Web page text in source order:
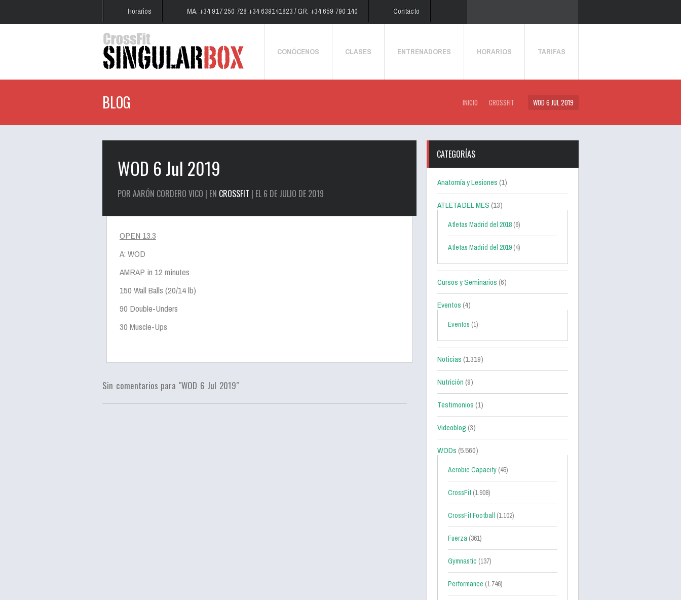
Horarios MA: +34 917 250 728 +34 639141823 / GR: +34 659 790 140 Contacto
CONÓCENOS CLASES ENTRENADORES HORARIOS TARIFAS
BLOG INICIO CROSSFIT WOD 6 JUL 2019
WOD 6 Jul 2019
POR AARÓN CORDERO VICO | EN CROSSFIT | EL 6 DE JULIO DE 2019
OPEN 13.3
A: WOD
AMRAP in 12 minutes
150 Wall Balls (20/14 lb)
90 Double-Unders
30 Muscle-Ups
Sin comentarios para "WOD 6 Jul 2019"
CATEGORÍAS
Anatomía y Lesiones(1)
ATLETA DEL MES(13)
Atletas Madrid del 2018 (6)
Atletas Madrid del 2019 (4)
Cursos y Seminarios(6)
Eventos(4)
Eventos (1)
Noticias(1.319)
Nutrición(9)
Testimonios(1)
Videoblog(3)
WODs(5.560)
Aerobic Capacity (45)
CrossFit (1.908)
CrossFit Football (1.102)
Fuerza (361)
Gymnastic (137)
Performance (1.746)